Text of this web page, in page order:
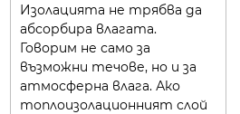
Изолацията не трябва да
абсорбира влагата.
Говорим не само за
възможни течове, но и за
атмосферна влага. Ако
топлоизолационният слой